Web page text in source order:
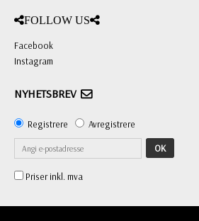
FOLLOW US
Facebook
Instagram
NYHETSBREV
Registrere Avregistrere
OK
Priser inkl. mva